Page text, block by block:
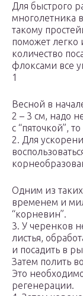
Для быстрого
многолетника
такому
поможет легко
количество
флоксами все
1
Весной в
2 – 3 см, надо
с “пяточкой”,
2. Для
Одним из
временем и
“корневин”.
3. У черенков
листья,
и посадить в
Затем полить
Это
регенерации.